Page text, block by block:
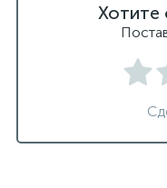
Хотите